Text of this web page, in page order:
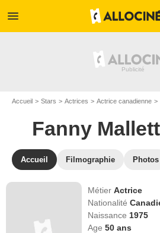
menu
Accueil Stars Actrices Actrice canadienne
Fanny
Accueil Filmographie Photos
MétierActrice
Nationalité
Naissance 1975
Age50 ans